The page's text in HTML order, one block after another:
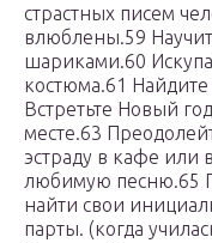
страстных писем
влюблены.59
шариками.60
костюма.61 Найдите
Встретьте Новый
месте.63
эстраду в кафе или
любимую песню.65
найти свои
парты. (когда